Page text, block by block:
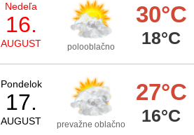
Nedeľa
16.
AUGUST polooblačno
30°C
18°C
Pondelok
17.
AUGUST prevažne oblačno
27°C
16°C